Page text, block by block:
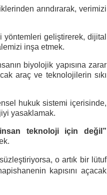
arındırarak, verimizi
yöntemleri geliştirerek, dijital
inşa etmek.
biyolojik yapısına zarar
araç ve teknolojilerin sıkı
hukuk sistemi içerisinde,
yasaklamak.
teknoloji için değil”
o artık bir lütuf
kapısını açacak